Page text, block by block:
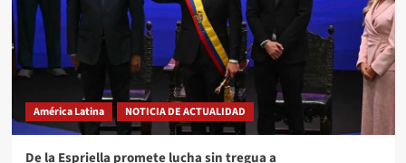
América Latina NOTICIA DE ACTUALIDAD
De la Espriella promete lucha sin tregua a